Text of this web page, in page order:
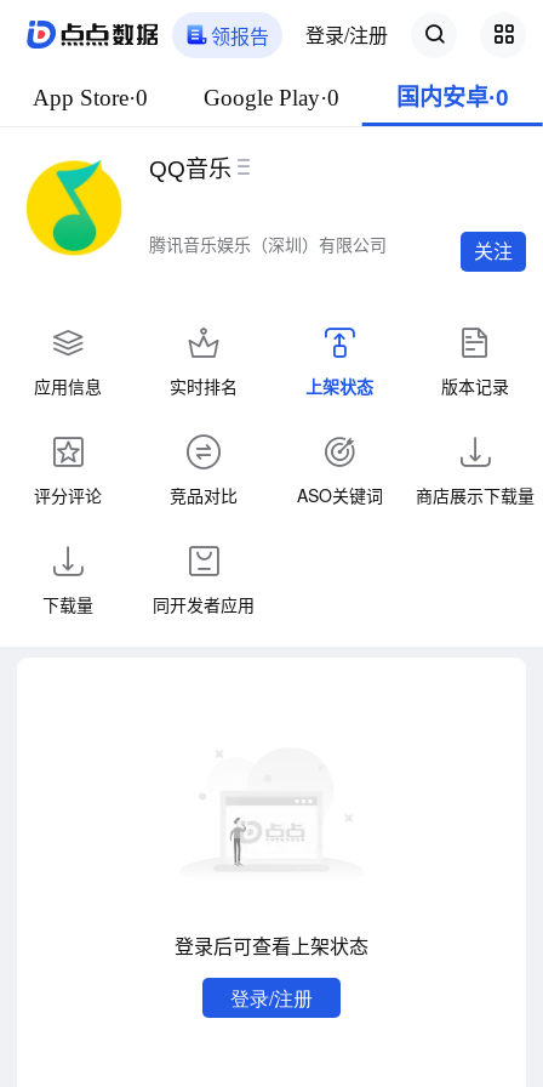
领报告 登录/注册
App Store·0 Google Play·0 国内安卓·0
QQ音乐
腾讯音乐娱乐（深圳）有限公司 关注
应用信息 实时排名 上架状态 版本记录
评分评论 竞品对比 ASO关键词 商店展示下载量
下载量 同开发者应用
登录后可查看上架状态
登录/注册